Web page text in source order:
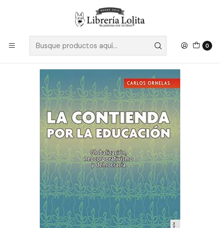
0
Despacho a todo Chile